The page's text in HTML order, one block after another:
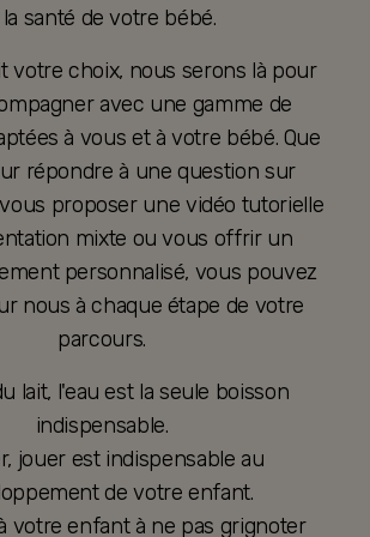
la santé de votre bébé.
votre choix, nous serons là pour
avec une gamme de
à vous et à votre bébé. Que
répondre à une question sur
vous proposer une vidéo tutorielle
mixte ou vous offrir un
personnalisé, vous pouvez
nous à chaque étape de votre
parcours.
lait, l'eau est la seule boisson
indispensable.
jouer est indispensable au
de votre enfant.
votre enfant à ne pas grignoter